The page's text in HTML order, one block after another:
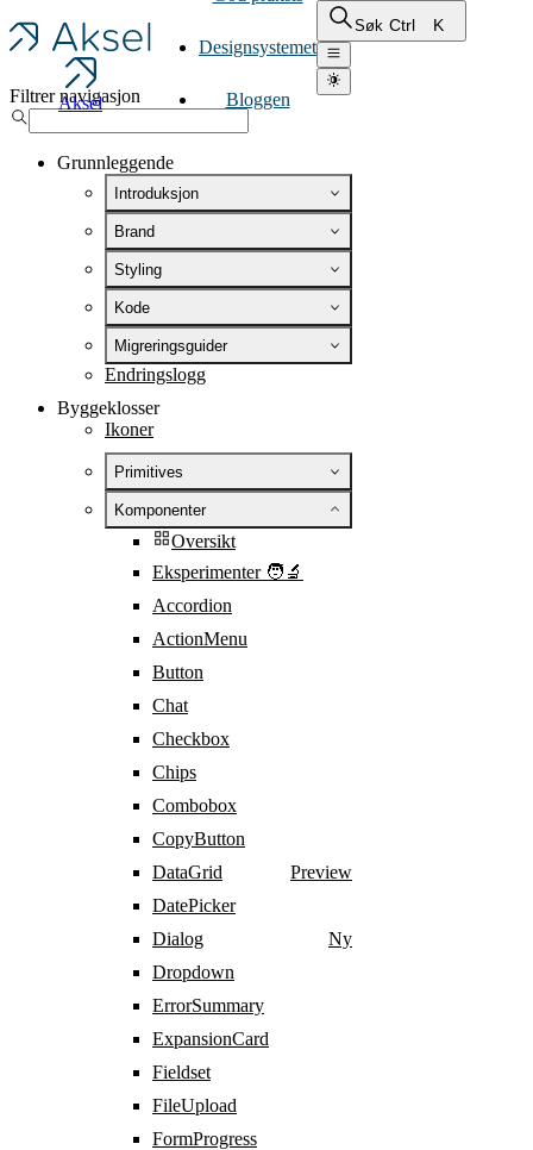
Aksel
Designsystemet
Bloggen
Søk Ctrl K
Filtrer navigasjon
Grunnleggende
Introduksjon
Brand
Styling
Kode
Migreringsguider
Endringslogg
Byggeklosser
Ikoner
Primitives
Komponenter
Oversikt
Eksperimenter 🧑‍🔬
Accordion
ActionMenu
Button
Chat
Checkbox
Chips
Combobox
CopyButton
DataGrid
Preview
DatePicker
Dialog
Ny
Dropdown
ErrorSummary
ExpansionCard
Fieldset
FileUpload
FormProgress